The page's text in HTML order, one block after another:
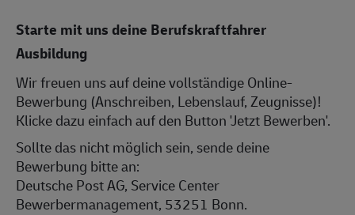
Starte mit uns deine Berufskraftfahrer
Ausbildung
Wir freuen uns auf deine vollständige Online-
Bewerbung (Anschreiben, Lebenslauf, Zeugnisse)!
Klicke dazu einfach auf den Button 'Jetzt Bewerben'.
Sollte das nicht möglich sein, sende deine
Bewerbung bitte an:
Deutsche Post AG, Service Center
Bewerbermanagement, 53251 Bonn.